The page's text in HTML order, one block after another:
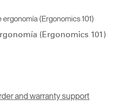
(Ergonomics 101)
and warranty support